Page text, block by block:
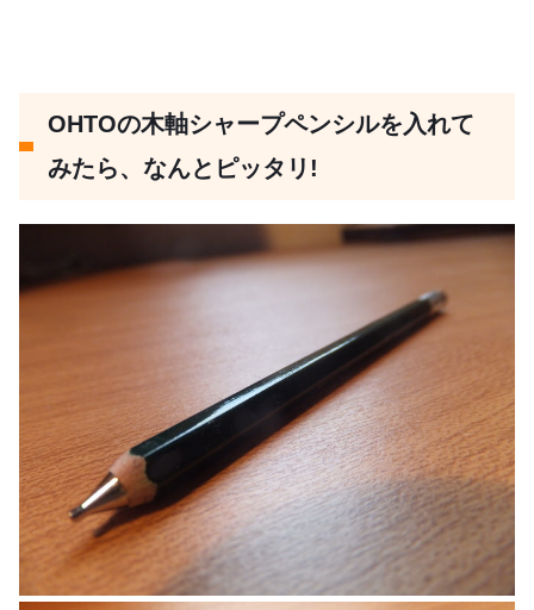
OHTOの木軸シャープペンシルを入れて
みたら、なんとピッタリ!